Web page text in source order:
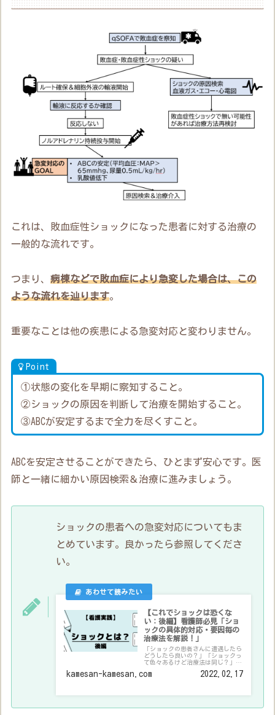
これは、敗血症性ショックになった患者に対する治療の
一般的な流れです。
つまり、病棟などで敗血症により急変した場合は、この
ような流れを辿ります。
重要なことは他の疾患による急変対応と変わりません。
Point
①状態の変化を早期に察知すること。
②ショックの原因を判断して治療を開始すること。
③ABCが安定するまで全力を尽くすこと。
ABCを安定させることができたら、ひとまず安心です。医
師と一緒に細かい原因検索＆治療に進みましょう。
ショックの患者への急変対応についてもま
とめています。良かったら参照してくださ
い。
【これでショックは恐くな
い：後編】看護師必見「ショ
ックの具体的対応・要因毎の
治療法を解説！」
「ショックの患者さんに遭遇したら
どうしたら良いの？」「ショックっ
て色々あるけど治療法は同じ？」と
いったお悩みを解決できる記事にな
っています。実際に救命センターで
kamesan-kamesan.com 2022.02.17